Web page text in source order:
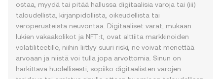
ostaa, myydä tai pitää hallussa digitaalisia varoja tai (iii)
taloudellista, kirjanpidollista, oikeudellista tai
veroperusteista neuvontaa. Digitaaliset varat, mukaan
lukien vakaakolikot ja NFT:t, ovat alttiita markkinoiden
volatiliteetille, niihin liittyy suuri riski, ne voivat menettää
arvoaan ja niistä voi tulla jopa arvottomia. Sinun on
harkittava huolellisesti, sopiiko digitaalisten varojen